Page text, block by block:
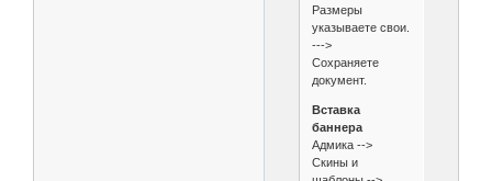
Размеры
указываете свои.
--->
Сохраняете
документ.
Вставка
баннера
Адмика -->
Скины и